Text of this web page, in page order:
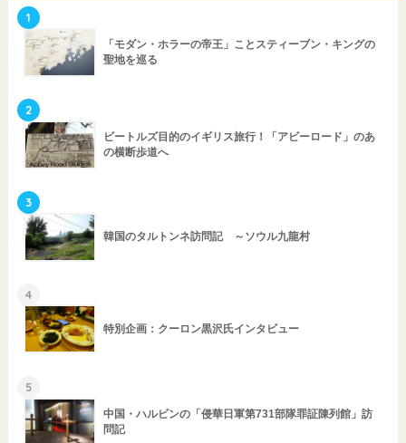
1
「モダン・ホラーの帝王」ことスティーブン・キングの
聖地を巡る
2
ビートルズ目的のイギリス旅行！「アビーロード」のあ
の横断歩道へ
3
韓国のタルトンネ訪問記 ～ソウル九龍村
4
特別企画：クーロン黒沢氏インタビュー
5
中国・ハルビンの「侵華日軍第731部隊罪証陳列館」訪
問記